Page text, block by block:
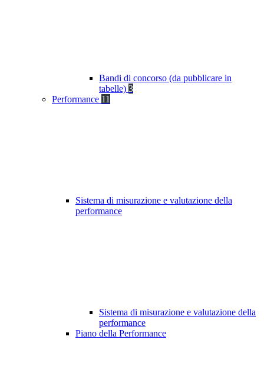
Bandi di concorso (da pubblicare in
tabelle) 3
Performance 11
Sistema di misurazione e valutazione della
performance
Sistema di misurazione e valutazione della
performance
Piano della Performance